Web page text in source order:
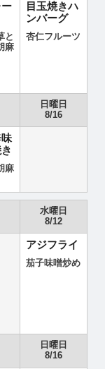
と
麻
目玉焼きハ
ンバーグ
杏仁フルーツ
日曜日
8/16
麻
水曜日
8/12
アジフライ
茄子味噌炒め
日曜日
8/16